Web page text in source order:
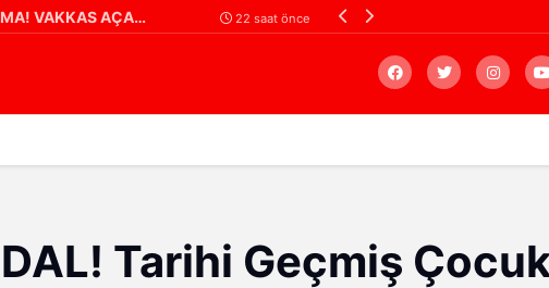
Gaziantep Şehir Hastanesi'nde Uyku Bozuklukları Laboratuvarı Hizmete Açıldı 22 saat önce
Arama
Tarihi Geçmiş